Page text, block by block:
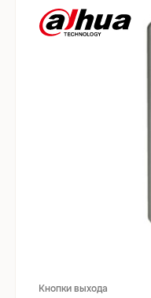
Кнопки выхода